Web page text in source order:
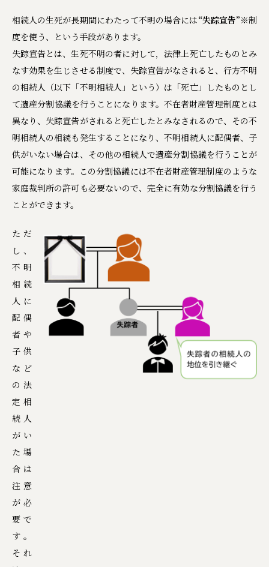
相続人の生死が長期間にわたって不明の場合には“失踪宣告”※制
度を使う、という手段があります。
失踪宣告とは、生死不明の者に対して，法律上死亡したものとみ
なす効果を生じさせる制度で、失踪宣告がなされると、行方不明
の相続人（以下「不明相続人」という）は「死亡」したものとし
て遺産分割協議を行うことになります。不在者財産管理制度とは
異なり、失踪宣告がされると死亡したとみなされるので、その不
明相続人の相続も発生することになり、不明相続人に配偶者、子
供がいない場合は、その他の相続人で遺産分割協議を行うことが
可能になります。この分割協議には不在者財産管理制度のような
家庭裁判所の許可も必要ないので、完全に有効な分割協議を行う
ことができます。
ただ
し、
不明
相続
人に
配偶
者や
子供
など
の法
定相
続人
がい
た場
合は
注意
が必
要で
す。
それ